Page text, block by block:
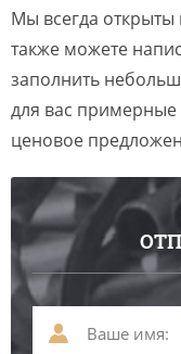
Мы всегда открыты
также можете
заполнить
для вас
ценовое